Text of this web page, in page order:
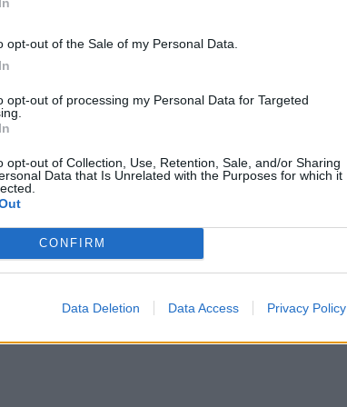
opt-out of the Sale of my Personal Data.
opt-out of processing my Personal Data for Targeted
opt-out of Collection, Use, Retention, Sale, and/or Sharing
Data that Is Unrelated with the Purposes for which it
CONFIRM
Data Deletion Data Access Privacy Policy
Οι δράσεις μας στην κοινότητα θα
μαςνα γνωρίσουν εμπειρίες
τη δυνατότητα
δεξιότητες, να γνωρίσουν διαφορετικά
να ενταχθούν ομαλότερα στην κοινότητα.
κοινωνική ζωή της πόλης μας
του στίγματος του αυτισμού.
θα στηρίξει αποφασιστικά το έργο μας
περίπου